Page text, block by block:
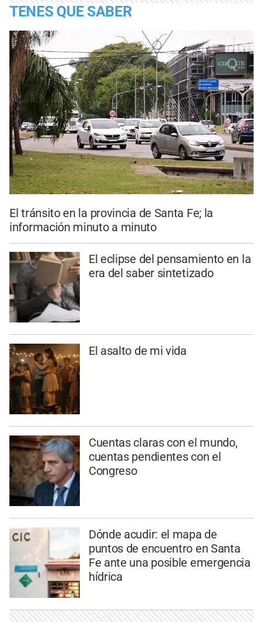
TENES QUE SABER
El tránsito en la provincia de Santa Fe; la
información minuto a minuto
El eclipse del pensamiento en la
era del saber sintetizado
El asalto de mi vida
Cuentas claras con el mundo,
cuentas pendientes con el
Congreso
Dónde acudir: el mapa de
puntos de encuentro en Santa
Fe ante una posible emergencia
hídrica